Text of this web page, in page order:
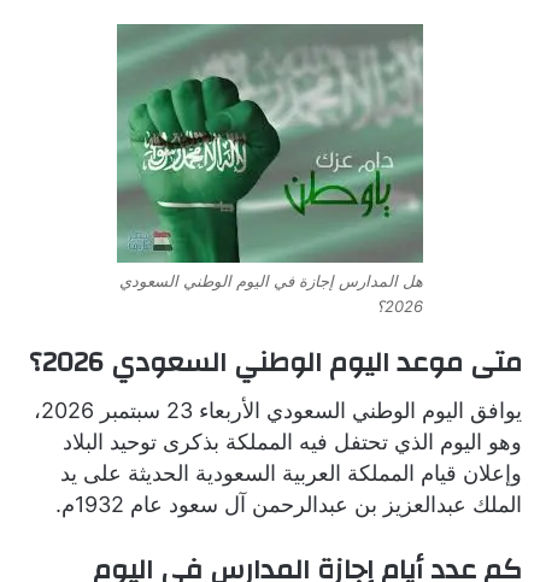
هل المدارس إجازة في اليوم الوطني السعودي
2026؟
متى موعد اليوم الوطني السعودي 2026؟
يوافق اليوم الوطني السعودي الأربعاء 23 سبتمبر 2026،
وهو اليوم الذي تحتفل فيه المملكة بذكرى توحيد البلاد
وإعلان قيام المملكة العربية السعودية الحديثة على يد
الملك عبدالعزيز بن عبدالرحمن آل سعود عام 1932م.
كم عدد أيام إجازة المدارس في اليوم